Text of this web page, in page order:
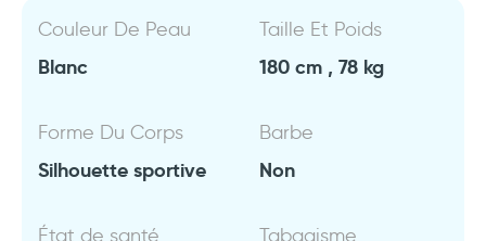
Couleur De Peau
Blanc
Taille Et Poids
180 cm , 78 kg
Forme Du Corps
Silhouette sportive
Barbe
Non
État de santé Tabagisme